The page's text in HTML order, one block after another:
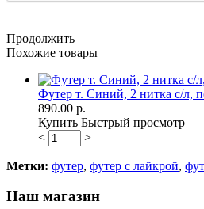
Продолжить
Похожие товары
Футер т. Синий, 2 нитка с/л,
890.00 р.
Купить Быстрый просмотр
<
>
Метки: футер, футер с лайкрой,
Наш магазин